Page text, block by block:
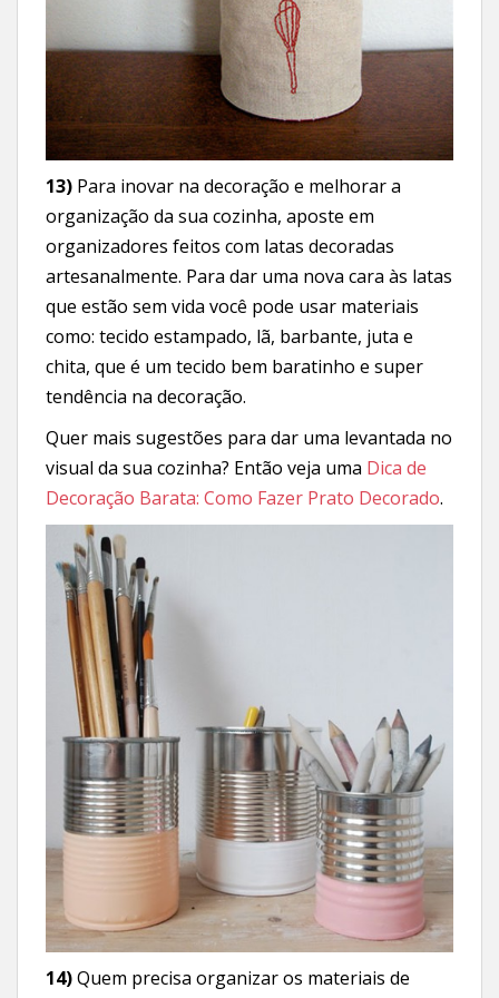
13) Para inovar na decoração e melhorar a
organização da sua cozinha, aposte em
organizadores feitos com latas decoradas
artesanalmente. Para dar uma nova cara às latas
que estão sem vida você pode usar materiais
como: tecido estampado, lã, barbante, juta e
chita, que é um tecido bem baratinho e super
tendência na decoração.
Quer mais sugestões para dar uma levantada no
visual da sua cozinha? Então veja uma Dica de
Decoração Barata: Como Fazer Prato Decorado.
14)Quem precisa organizar os materiais de